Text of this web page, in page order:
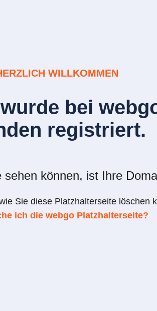
WILLKOMMEN
bei
registriert.
können, ist Ihre
Sie diese Platzhalterseite löschen
ich die webgo Platzhalterseite?